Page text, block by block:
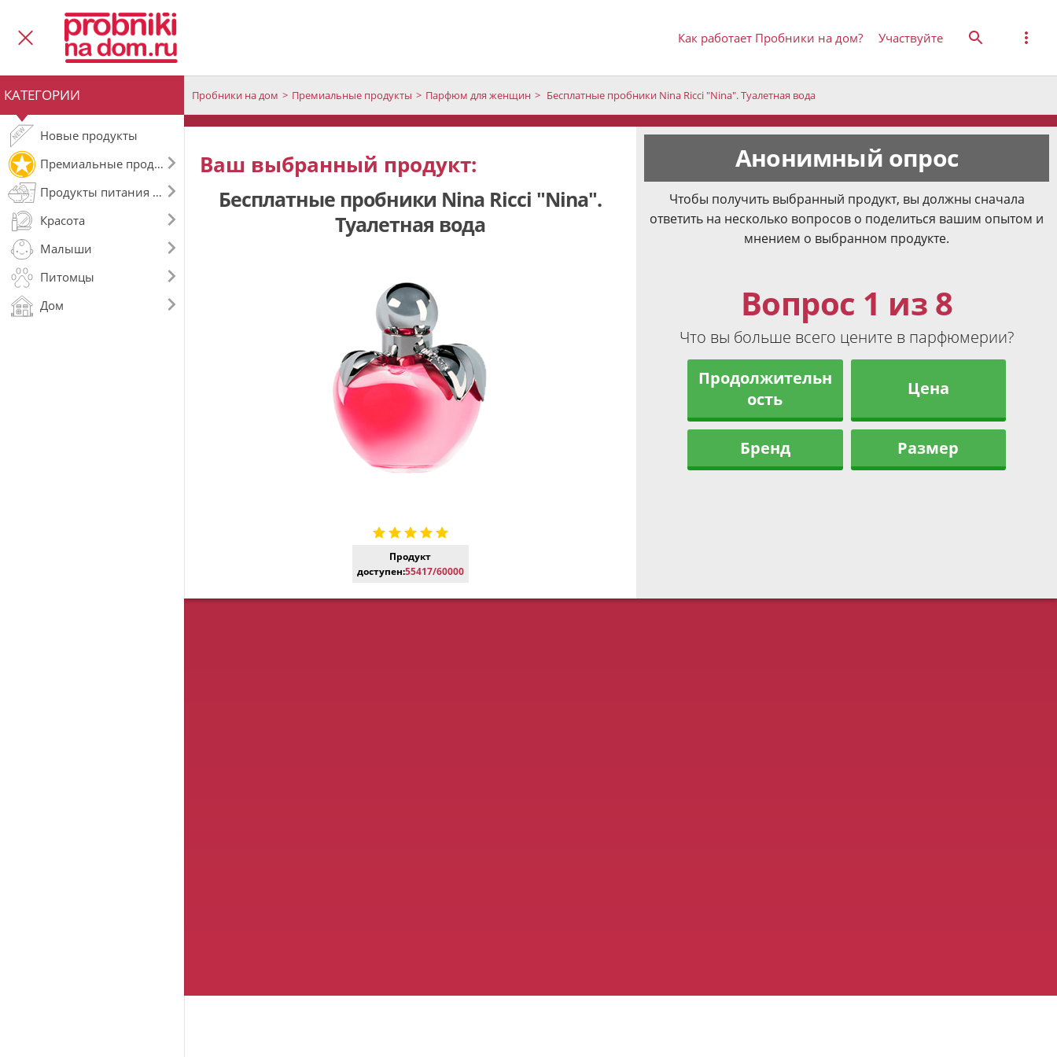
Как работает Пробники на дом? Участвуйте
КАТЕГОРИИ
Новые продукты
Премиальные продукты
Продукты питания и напитки
Красота
Малыши
Питомцы
Дом
Пробники на дом Премиальные продукты Парфюм для женщин Бесплатные пробники Nina Ricci "Nina". Туалетная вода
Ваш выбранный продукт:
Бесплатные пробники Nina Ricci "Nina".
Туалетная вода
Продукт
доступен:55417/60000
Анонимный опрос
Чтобы получить выбранный продукт, вы должны сначала
ответить на несколько вопросов о поделиться вашим опытом и
мнением о выбранном продукте.
Вопрос 1 из 8
Что вы больше всего цените в парфюмерии?
Продолжительн
ость
Цена
Бренд Размер